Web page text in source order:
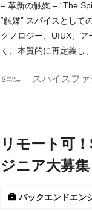
– 革新の触媒 – “The
“触媒” スパイスとして
クノロジー、UIUX、
く、本質的に再定義し
スパイスフ
リモート可
ジニア大募
バックエンドエン